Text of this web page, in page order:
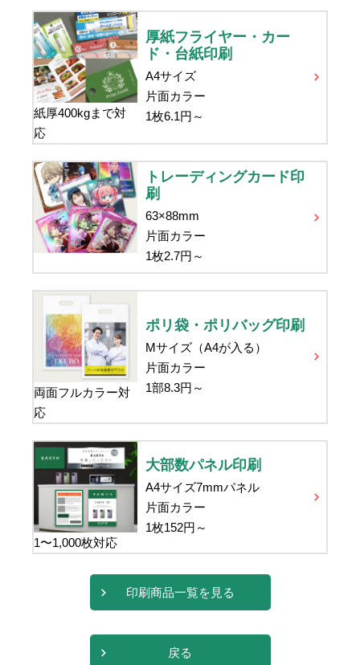
紙厚400kgまで対
応
厚紙フライヤー・カー
ド・台紙印刷
A4サイズ
片面カラー
1枚6.1円～
トレーディングカード印
刷
63×88mm
片面カラー
1枚2.7円～
両面フルカラー対
応
ポリ袋・ポリバッグ印刷
Mサイズ（A4が入る）
片面カラー
1部8.3円～
1〜1,000枚対応
大部数パネル印刷
A4サイズ7mmパネル
片面カラー
1枚152円～
印刷商品一覧を見る
戻る